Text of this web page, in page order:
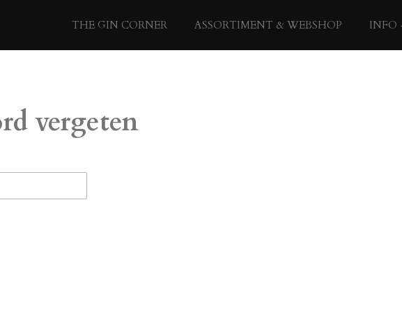
THE GIN CORNER ASSORTIMENT & WEBSHOP INFO
vergeten